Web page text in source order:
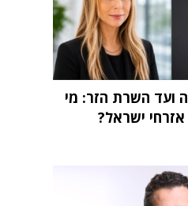
ועד השרת הזר: מי
ישראל?